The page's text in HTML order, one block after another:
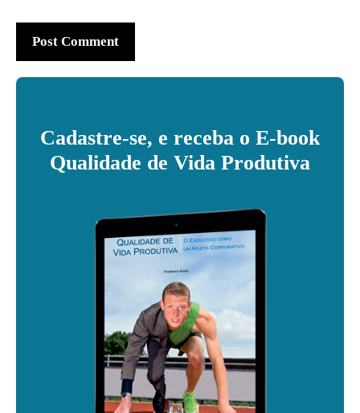
Cadastre-se, e receba o E-book
Qualidade de Vida Produtiva